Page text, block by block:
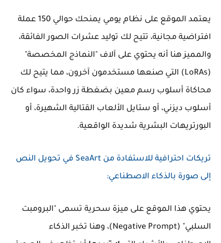
يعتمد الموقع على نظام يومي يمنحك حوالي 150 عملة
افتراضية مجانية، تتيح لك توليد عشرات الصور الفائقة،
والمميز هنا أنه يحتوي على آلاف "النماذج المخصصة"
(LoRAs) التي صنعها مستخدمون آخرون، مما يتيح لك
محاكاة أسلوب رسم معين بضغطة زر واحدة، سواء كان
أسلوب ديزني، أو ستايل الألعاب القتالية الشهيرة، أو
البورتريهات البشرية شديدة الواقعية.
تريكات احترافية للاستفادة من SeaArt في تحويل النص
إلى صورة بالذكاء الاصطناعي:
يحتوي هذا الموقع على ميزة سحرية تسمى "البرومبت
السلبي" (Negative Prompt)، وهنا تخبر الذكاء